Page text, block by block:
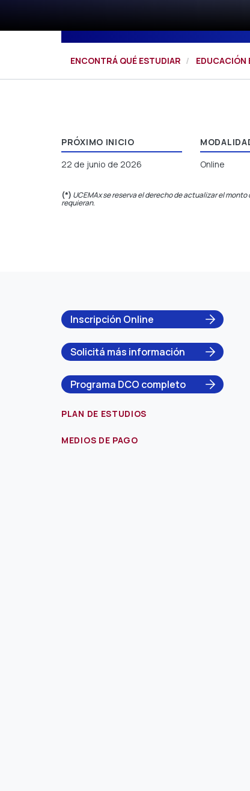
ENCONTRÁ QUÉ ESTUDIAR EDUCACIÓN
PRÓXIMO INICIO
22 de junio de 2026
Online
(*) UCEMAx se reserva el derecho de actualizar el
requieran.
Inscripción Online
Solicitá más información
Programa DCO completo
PLAN DE ESTUDIOS
MEDIOS DE PAGO